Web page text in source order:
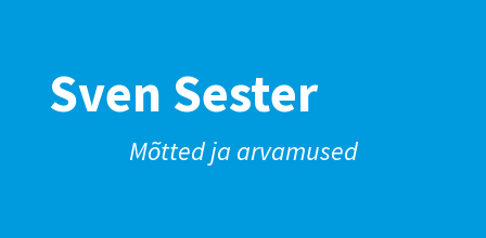
Sven Sester
Mõtted ja arvamused